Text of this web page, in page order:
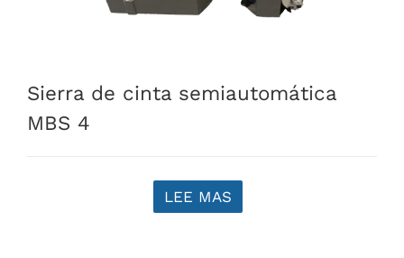
Sierra de cinta semiautomática
MBS 4
LEE MAS